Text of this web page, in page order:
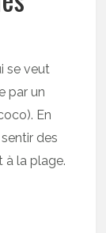
se veut
par un
En
des
à la plage.